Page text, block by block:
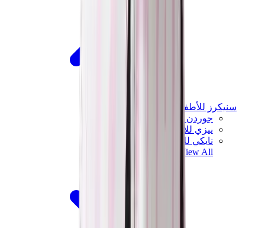
سنيكرز للأطفال
جوردن للأطفال
ييزي للأطفال
نايكي للأطفال
View All
سنيكرز للأطفال